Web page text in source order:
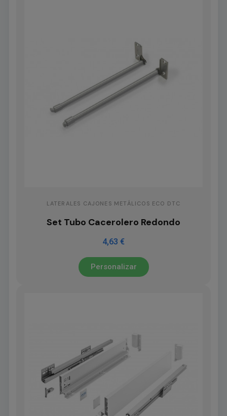
LATERALES CAJONES METÁLICOS ECO DTC
Set Tubo Cacerolero Redondo
4,63 €
Personalizar